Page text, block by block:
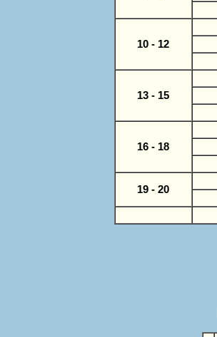
10 - 12
13 - 15
16 - 18
19 - 20